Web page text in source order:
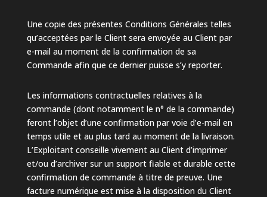
Une copie des présentes Conditions Générales telles
qu’acceptées par le Client sera envoyée au Client par
e-mail au moment de la confirmation de sa
Commande afin que ce dernier puisse s’y reporter.
Les informations contractuelles relatives à la
commande (dont notamment le n° de la commande)
feront l’objet d’une confirmation par voie d’e-mail en
temps utile et au plus tard au moment de la livraison.
L’Exploitant conseille vivement au Client d’imprimer
et/ou d’archiver sur un support fiable et durable cette
confirmation de commande à titre de preuve. Une
facture numérique est mise à la disposition du Client